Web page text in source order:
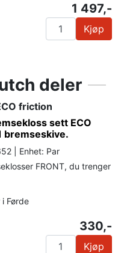
1 497,-
Kjøp
deler
friction
sett ECO
bremseskive.
| Enhet: Par
FRONT, du trenger
Førde
330,-
Kjøp